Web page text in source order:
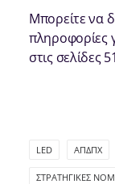
Μπορείτε να
πληροφορίες
στις σελίδες
LED ΑΠΔΠΧ
ΣΤΡΑΤΗΓΙΚΈΣ